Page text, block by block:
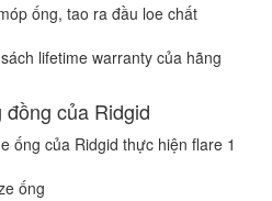
ống, tao ra đầu loe chất
lifetime warranty của hãng
của Ridgid
ống của Ridgid thực hiện flare 1
ống